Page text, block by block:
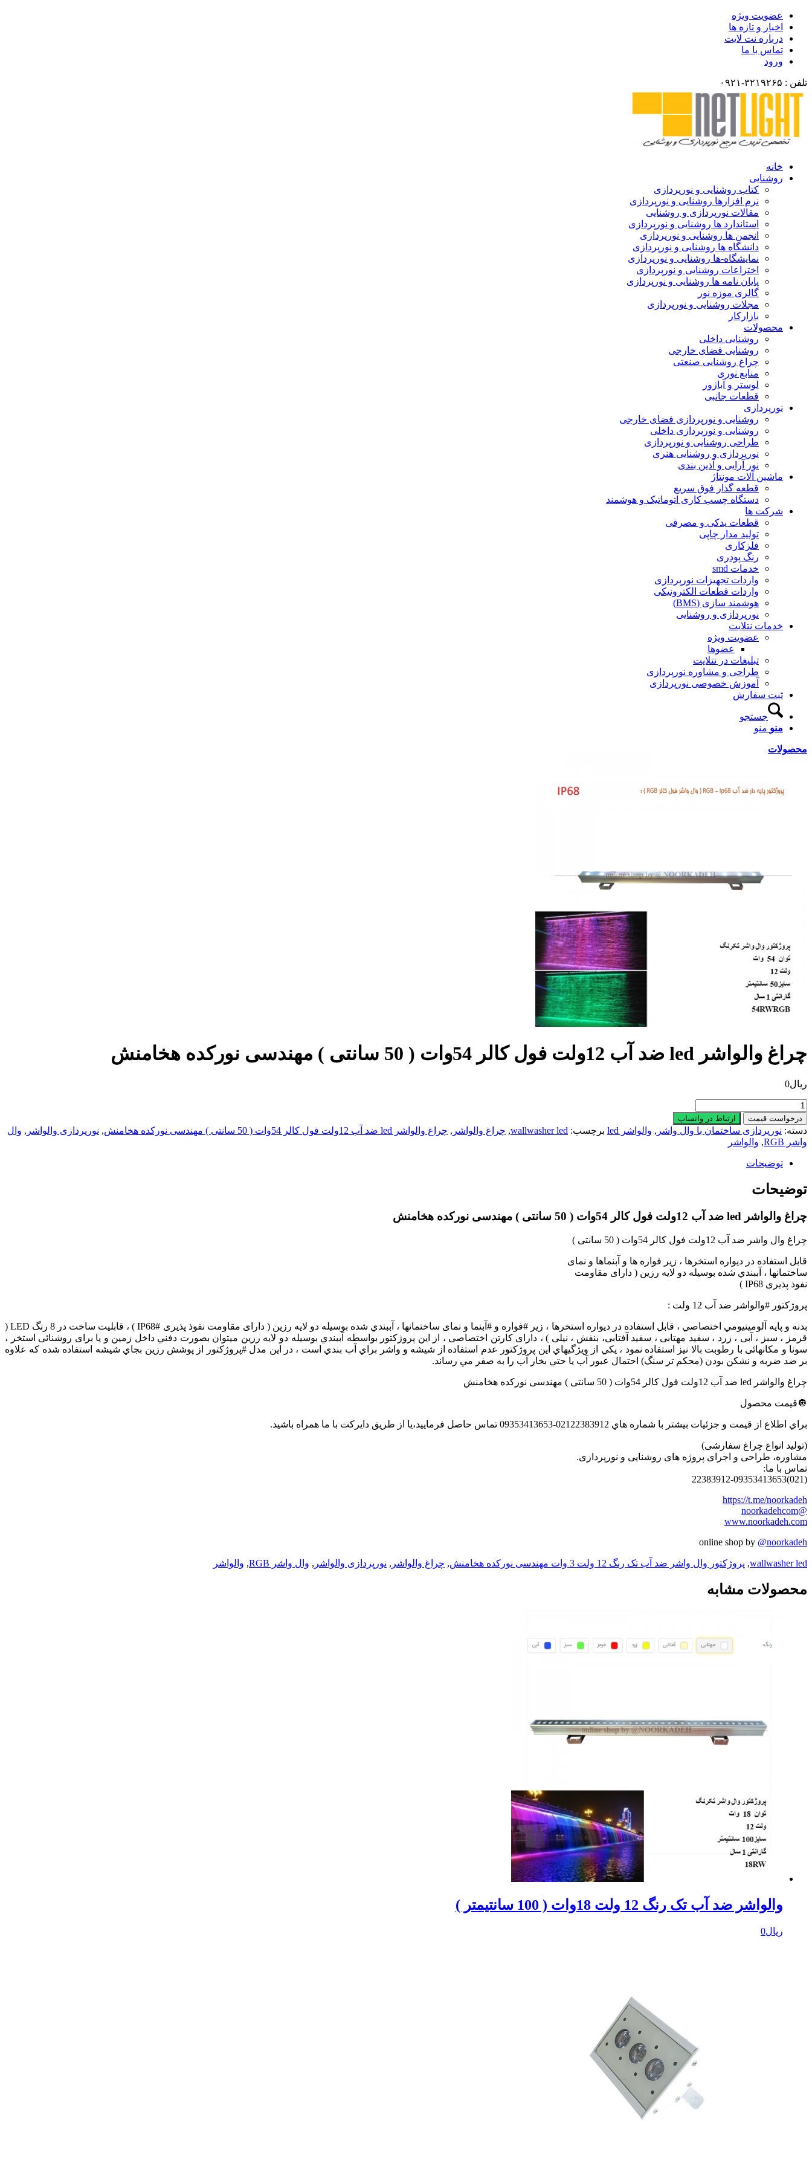
عضویت ویژه
اخبار و تازه ها
درباره نت لایت
تماس با ما
ورود
تلفن : ۳۲۱۹۲۶۵-۰۹۲۱
خانه
روشنایی
کتاب روشنایی و نورپردازی
نرم افزارها روشنایی و نورپردازی
مقالات نورپردازی و روشنایی
استاندارد ها روشنایی و نورپردازی
انجمن ها روشنایی و نورپردازی
دانشگاه ها روشنایی و نورپردازی
نمایشگاه-ها روشنایی و نورپردازی
اختراعات روشنایی و نورپردازی
پایان نامه ها روشنایی و نورپردازی
گالری موزه نور
مجلات روشنایی و نورپردازی
بازارکار
محصولات
روشنایی داخلی
روشنایی فضای خارجی
چراغ روشنایی صنعتی
منابع نوری
لوستر و آباژور
قطعات جانبی
نورپردازی
روشنایی و نورپردازی فضای خارجی
روشنایی و نورپردازی داخلی
طراحی روشنایی و نورپردازی
نورپردازی و روشنایی هنری
نور آرایی و آذین بندی
ماشین آلات مونتاژ
قطعه گذار فوق سریع
دستگاه چسب کاری اتوماتیک و هوشمند
شرکت ها
قطعات یدکی و مصرفی
تولید مدار چاپی
فلزکاری
رنگ پودری
خدمات smd
واردات تجهیزات نورپردازی
واردات قطعات الکترونیکی
هوشمند سازی (BMS)
نورپردازی و روشنایی
خدمات نتلایت
عضویت ویژه
عضوها
تبلیغات در نتلایت
طراحی و مشاوره نورپردازی
آموزش خصوصی نورپردازی
ثبت سفارش
جستجو
منو منو
محصولات
چراغ والواشر led ضد آب 12ولت فول کالر 54وات ( 50 سانتی ) مهندسی نورکده هخامنش
ریال0
چراغ
والواشر
led
ضد
آب
12ولت
کالر
54وات
50
)
نورکده
هخامنش
عدد
درخواست قیمت ارتباط در واتساپ
دسته: نورپردازی ساختمان با وال واشر , والواشر led برچسب: wallwasher led
, چراغ والواشر , چراغ والواشر led ضد آب 12ولت فول کالر 54وات ( 50 سانتی ) مهندسی نورکده هخامنش , نورپردازی والواشر , وال
واشر RGB
, والواشر
توضیحات
توضیحات
چراغ والواشر led ضد آب 12ولت فول کالر 54وات ( 50 سانتی ) مهندسی نورکده هخامنش
چراغ وال واشر ضد آب 12ولت فول کالر 54وات ( 50 سانتی )
قابل استفاده در ديواره استخرها ، زیر فواره ها و آبنماها و نمای
ساختمانها ، آببندي شده بوسيله دو لايه رزين ( دارای مقاومت
نفوذ پذیری IP68 )
پروژكتور #والواشر ضد آب 12 ولت :
بدنه و پایه آلومينيومي اختصاصي ، قابل استفاده در ديواره استخرها ، زیر #فواره و #آبنما و نمای ساختمانها ، آببندي شده بوسيله دو لايه رزين ( دارای مقاومت نفوذ پذیری #IP68 ) ، قابلیت ساخت در 8 رنگ LED (
قرمز ، سبز ، آبی ، زرد ، سفید مهتابی ، سفید آفتابی، بنفش ، نیلی ) ، دارای کارتن اختصاصی ، از اين پروژكتور بواسطه آببندي بوسيله دو لايه رزين ميتوان بصورت دفني داخل زمين و یا برای روشنائی استخر ،
سونا و مکانهائی با رطوبت بالا نيز استفاده نمود ، يكي از ويژگيهاي اين پروژكتور عدم استفاده از شيشه و واشر براي آب بندي است ، در اين مدل #پروژكتور از پوشش رزين بجاي شيشه استفاده شده كه علاوه
بر ضد ضربه و نشكن بودن (محكم تر سنگ) احتمال عبور آب يا حتي بخار آب را به صفر مي رساند.
چراغ والواشر led ضد آب 12ولت فول کالر 54وات ( 50 سانتی ) مهندسی نورکده هخامنش
🔘قیمت محصول
(تولید انواع چراغ سفارشی)
مشاوره، طراحی و اجرای پروژه های روشنایی و نورپردازی.
تماس با ما:
(021)22383912-09353413653
https://t.me/noorkadeh
@noorkadehcom
www.noorkadeh.com
online shop by @noorkadeh
wallwasher led
, پروژکتور وال واشر ضد آب تک رنگ 12 ولت 3 وات مهندسی نورکده هخامنش , چراغ والواشر , نورپردازی والواشر , وال واشر RGB , والواشر
محصولات مشابه
والواشر ضد آب تک رنگ 12 ولت 18وات ( 100 سانتیمتر )
ریال0